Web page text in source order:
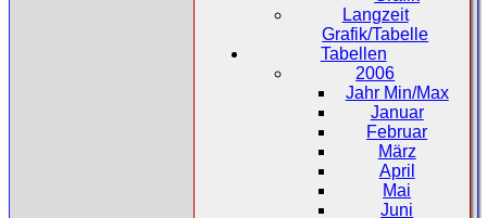
Langzeit
Grafik/Tabelle
Tabellen
2006
Jahr Min/Max
Januar
Februar
März
April
Mai
Juni